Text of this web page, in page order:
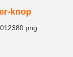
knop